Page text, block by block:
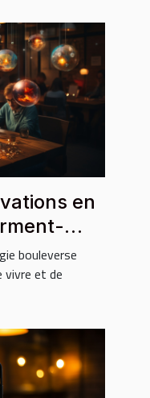
en
travail
bouleverse
vivre et de